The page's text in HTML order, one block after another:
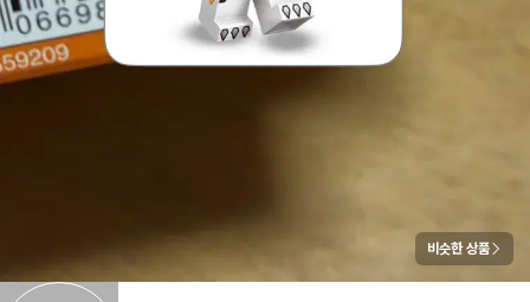
비슷한 상품